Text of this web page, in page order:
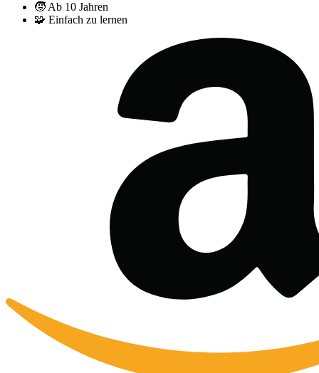
🧒 Ab 10 Jahren
🧩 Einfach zu lernen